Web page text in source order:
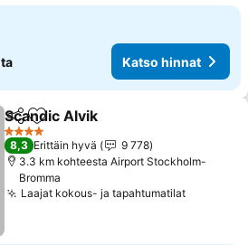
Katso hinnat
Jaa Lisää suosikkeihin
Scandic Alvik
4 Tähtiluokitus
8,3 Erittäin hyvä
9 778
3.3 km kohteesta Airport Stockholm-
Bromma
Laajat kokous- ja tapahtumatilat